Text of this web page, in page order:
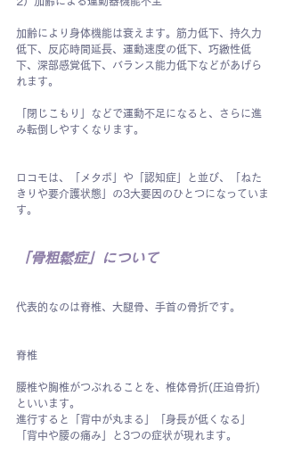
加齢により身体機能は衰えます。筋力低下、持久力
低下、反応時間延長、運動速度の低下、巧緻性低
下、深部感覚低下、バランス能力低下などがあげら
れます。
「閉じこもり」などで運動不足になると、さらに進
み転倒しやすくなります。
ロコモは、「メタボ」や「認知症」と並び、「ねた
きりや要介護状態」の3大要因のひとつになっていま
す。
「骨粗鬆症」について
代表的なのは脊椎、大腿骨、手首の骨折です。
脊椎
腰椎や胸椎がつぶれることを、椎体骨折(圧迫骨折)
といいます。
進行すると「背中が丸まる」「身長が低くなる」
「背中や腰の痛み」と3つの症状が現れます。